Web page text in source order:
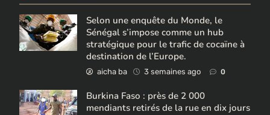
Selon une enquête du Monde, le
Sénégal s’impose comme un hub
stratégique pour le trafic de cocaïne à
destination de l’Europe.
aicha ba 3 semaines ago 0
Burkina Faso : près de 2 000
mendiants retirés de la rue en dix jours